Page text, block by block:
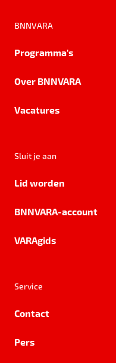
BNNVARA
Programma's
Over BNNVARA
Vacatures
Sluit je aan
Lid worden
BNNVARA-account
VARAgids
Service
Contact
Pers